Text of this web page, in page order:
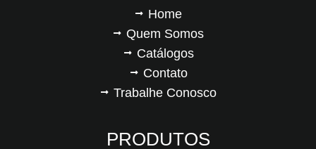
Home
Quem Somos
Catálogos
Contato
Trabalhe Conosco
PRODUTOS